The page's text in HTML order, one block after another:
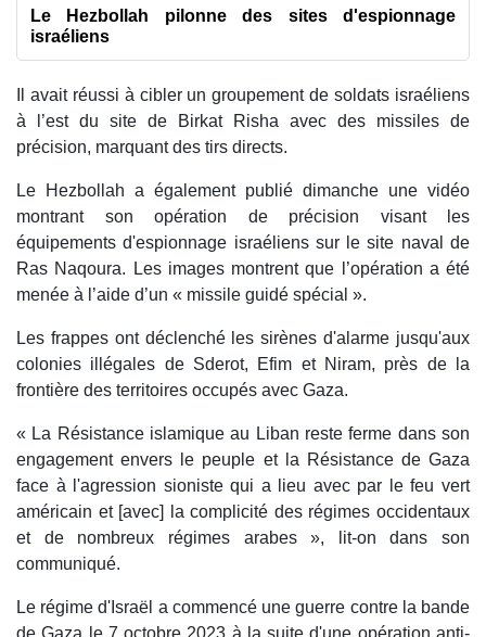
Le Hezbollah pilonne des sites d'espionnage
israéliens
Il avait réussi à cibler un groupement de soldats israéliens
à l’est du site de Birkat Risha avec des missiles de
précision, marquant des tirs directs.
Le Hezbollah a également publié dimanche une vidéo
montrant son opération de précision visant les
équipements d'espionnage israéliens sur le site naval de
Ras Naqoura. Les images montrent que l’opération a été
menée à l’aide d’un « missile guidé spécial ».
Les frappes ont déclenché les sirènes d'alarme jusqu'aux
colonies illégales de Sderot, Efim et Niram, près de la
frontière des territoires occupés avec Gaza.
« La Résistance islamique au Liban reste ferme dans son
engagement envers le peuple et la Résistance de Gaza
face à l'agression sioniste qui a lieu avec par le feu vert
américain et [avec] la complicité des régimes occidentaux
et de nombreux régimes arabes », lit-on dans son
communiqué.
Le régime d'Israël a commencé une guerre contre la bande
de Gaza le 7 octobre 2023 à la suite d'une opération anti-